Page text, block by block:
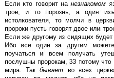
Если кто говорит на незнакомом
трое, и то порознь, а один
истолкователя, то молчи в
пророки пусть говорят двое или
Если же другому из сидящих
Ибо все один за другим можете
поучаться и всем получать
послушны пророкам, 33 потому что
мира. Так бывает во всех